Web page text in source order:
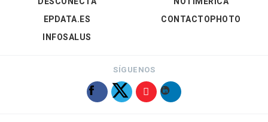
EPDATA.ES
INFOSALUS
CONTACTOPHOTO
SÍGUENOS